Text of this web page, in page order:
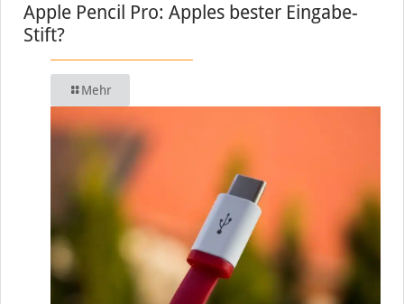
Apple Pencil Pro: Apples bester Eingabe-
Stift?
Mehr